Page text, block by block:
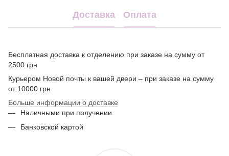
Доставка Оплата
Бесплатная доставка к отделению при заказе на сумму от
2500 грн
Курьером Новой почты к вашей двери – при заказе на сумму
от 10000 грн
Больше информации о доставке
Наличными при получении
Банковской картой